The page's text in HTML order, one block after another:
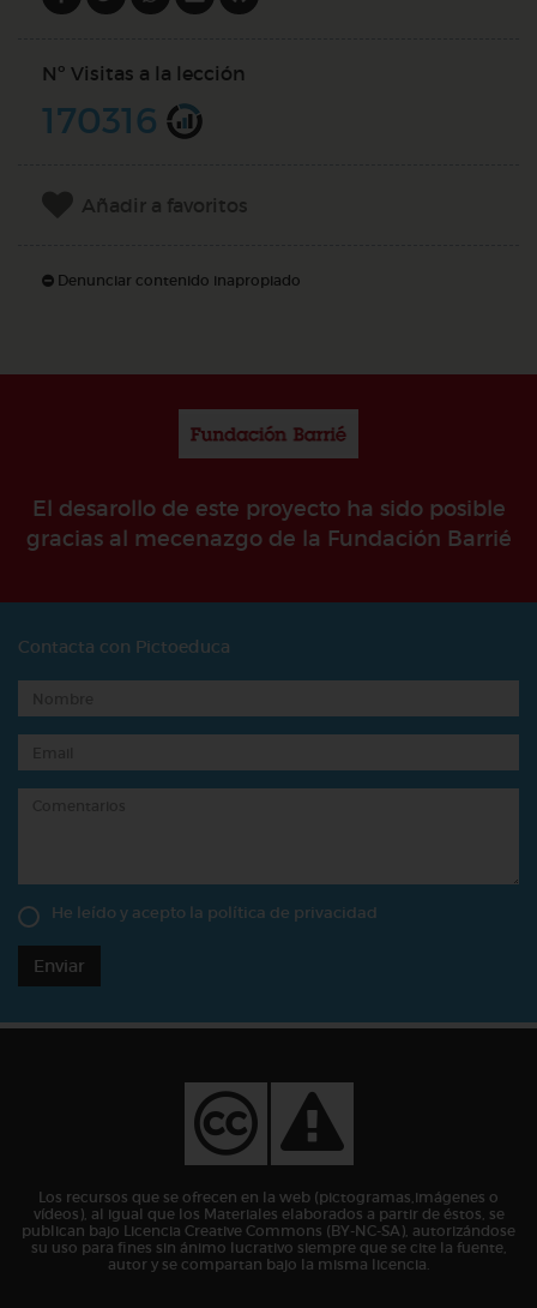
Nº Visitas a la lección
170316
Añadir a favoritos
Denunciar contenido inapropiado
El desarollo de este proyecto ha sido posible
gracias al mecenazgo de la Fundación Barrié
Contacta con Pictoeduca
He leído y acepto la política de privacidad
Enviar
Los recursos que se ofrecen en la web (pictogramas,imágenes o
vídeos), al igual que los Materiales elaborados a partir de éstos, se
publican bajo Licencia Creative Commons (BY-NC-SA), autorizándose
su uso para fines sin ánimo lucrativo siempre que se cite la fuente,
autor y se compartan bajo la misma licencia.